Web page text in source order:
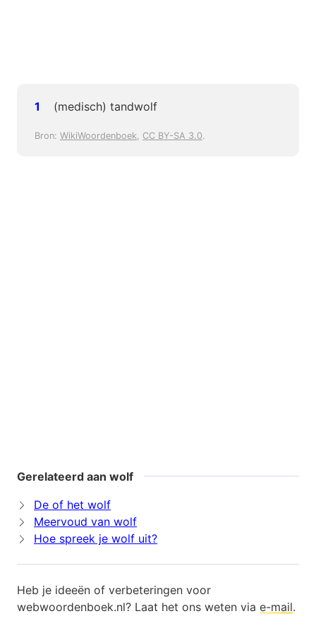
(medisch) tandwolf
Bron: WikiWoordenboek, CC BY-SA 3.0.
Gerelateerd aan wolf
De of het wolf
Meervoud van wolf
Hoe spreek je wolf uit?
Heb je ideeën of verbeteringen voor
webwoordenboek.nl? Laat het ons weten via e-mail.